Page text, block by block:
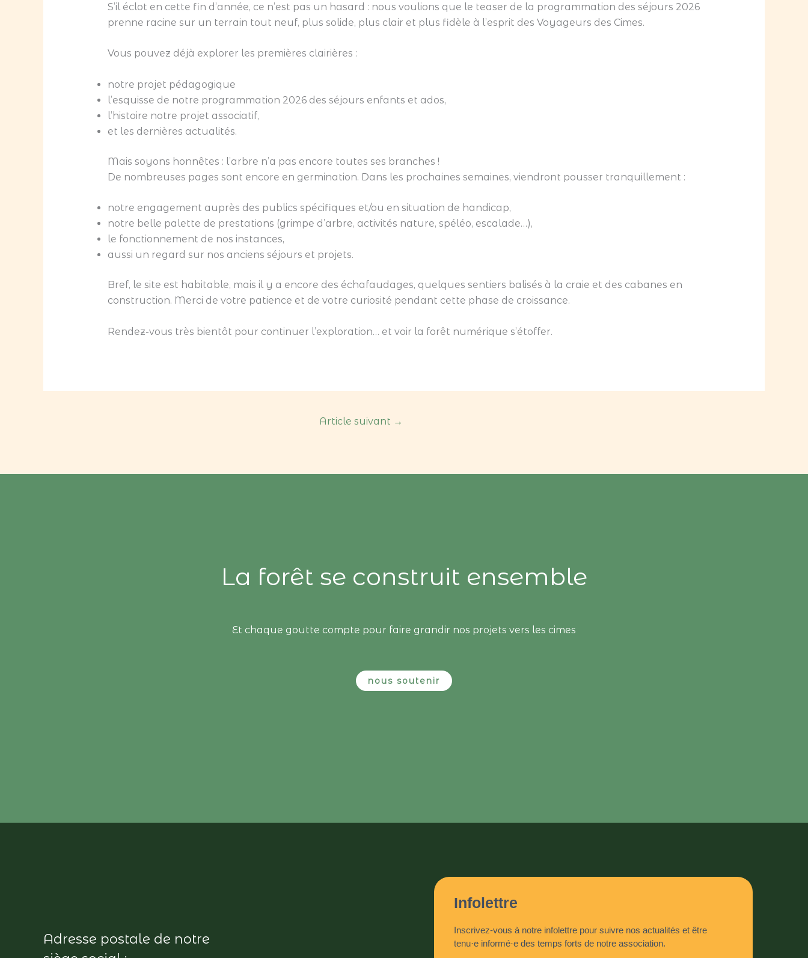
S’il éclot en cette fin d’année, ce n’est pas un hasard : nous voulions que le teaser de la programmation des séjours 2026
prenne racine sur un terrain tout neuf, plus solide, plus clair et plus fidèle à l’esprit des Voyageurs des Cimes.
Vous pouvez déjà explorer les premières clairières :
notre projet pédagogique
l’esquisse de notre programmation 2026 des séjours enfants et ados,
l’histoire notre projet associatif,
et les dernières actualités.
Mais soyons honnêtes : l’arbre n’a pas encore toutes ses branches !
De nombreuses pages sont encore en germination. Dans les prochaines semaines, viendront pousser tranquillement :
notre engagement auprès des publics spécifiques et/ou en situation de handicap,
notre belle palette de prestations (grimpe d’arbre, activités nature, spéléo, escalade…),
le fonctionnement de nos instances,
aussi un regard sur nos anciens séjours et projets.
Bref, le site est habitable, mais il y a encore des échafaudages, quelques sentiers balisés à la craie et des cabanes en
construction. Merci de votre patience et de votre curiosité pendant cette phase de croissance.
Rendez-vous très bientôt pour continuer l’exploration… et voir la forêt numérique s’étoffer.
Article suivant →
La forêt se construit ensemble
Et chaque goutte compte pour faire grandir nos projets vers les cimes
nous soutenir
Adresse postale de notre